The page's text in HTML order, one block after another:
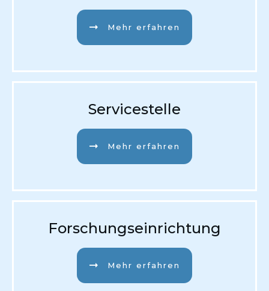
Mehr erfahren
Servicestelle
Mehr erfahren
Forschungseinrichtung
Mehr erfahren